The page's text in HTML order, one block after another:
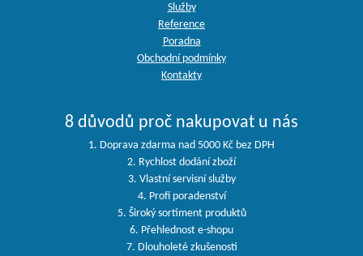
Služby
Reference
Poradna
Obchodní podmínky
Kontakty
8 důvodů proč nakupovat u nás
1. Doprava zdarma nad 5000 Kč bez DPH
2. Rychlost dodání zboží
3. Vlastní servisní služby
4. Profi poradenství
5. Široký sortiment produktů
6. Přehlednost e-shopu
7. Dlouholeté zkušenosti